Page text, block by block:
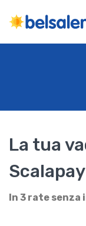
La tua
Scalapay
In 3 rate senza